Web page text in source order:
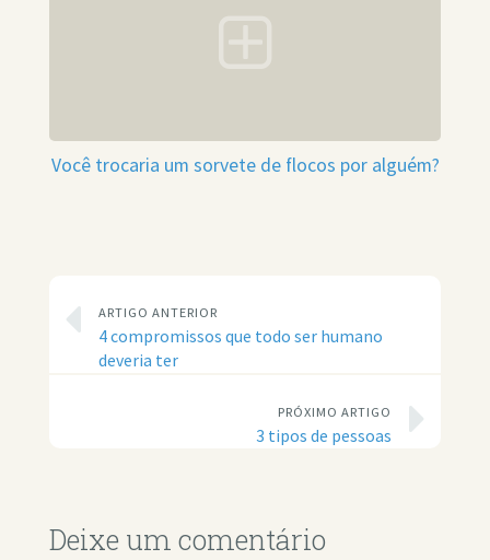
Você trocaria um sorvete de flocos por alguém?
ARTIGO ANTERIOR
4 compromissos que todo ser humano
deveria ter
PRÓXIMO ARTIGO
3 tipos de pessoas
Deixe um comentário